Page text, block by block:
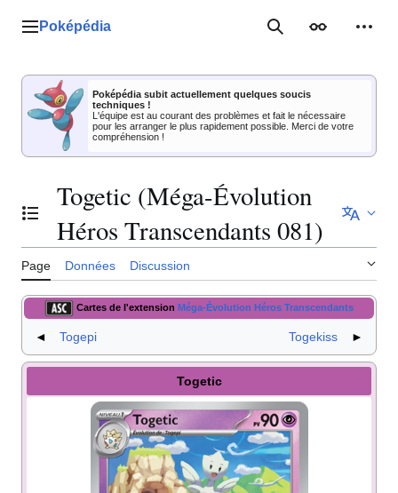
Menu principal
Poképédia RechercherApparence
Poképédia subit actuellement quelques soucis
techniques !
L'équipe est au courant des problèmes et fait le nécessaire
pour les arranger le plus rapidement possible. Merci de votre
compréhension !
Basculer la table des matières
Togetic (Méga-Évolution
Héros Transcendants 081)
Page Données Discussion
Cartes de l'extension Méga-Évolution Héros Transcendants
◄ Togepi Togekiss ►
Togetic